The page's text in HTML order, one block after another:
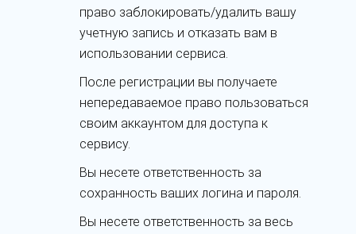
право заблокировать/удалить вашу
учетную запись и отказать вам в
использовании сервиса.
После регистрации вы получаете
непередаваемое право пользоваться
своим аккаунтом для доступа к
сервису.
Вы несете ответственность за
сохранность ваших логина и пароля.
Вы несете ответственность за весь